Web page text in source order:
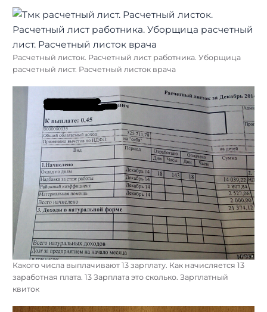
Расчетный листок. Расчетный лист работника. Уборщица
расчетный лист. Расчетный листок врача
Какого числа выплачивают 13 зарплату. Как начисляется 13
заработная плата. 13 Зарплата это сколько. Зарплатный
квиток